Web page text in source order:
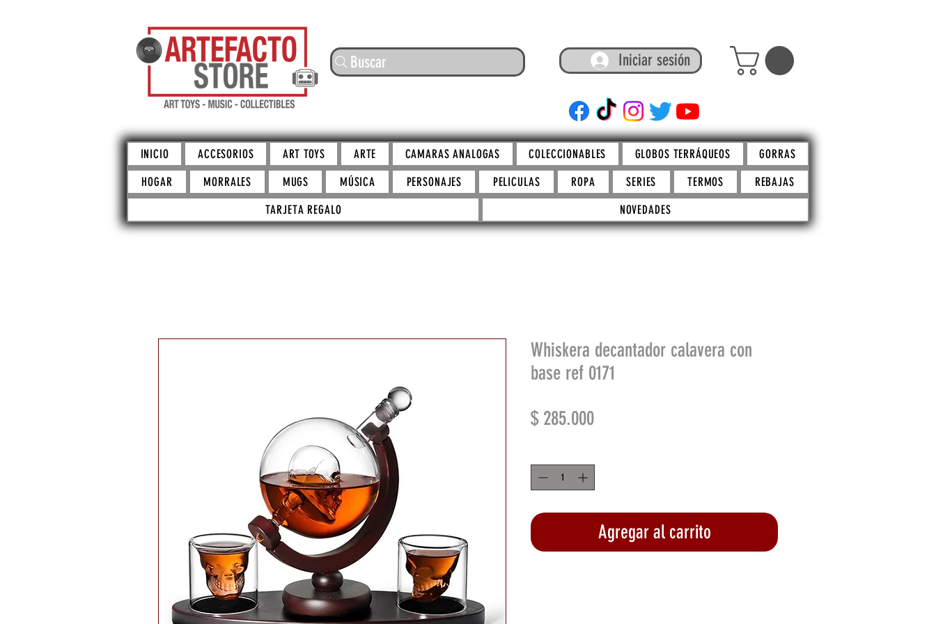
Buscar Iniciar sesión
ARTEFACTO STORE
INICIO ACCESORIOS ART TOYS ARTE CAMARAS ANALOGAS COLECCIONABLES GLOBOS TERRÁQUEOS
GORRAS
HOGAR
MORRALES MUGS MÚSICA PERSONAJES PELICULAS ROPA SERIES TERMOS
REBAJAS
TARJETA REGALO
NOVEDADES
Whiskera decantador calavera con
base ref 0171
$ 285.000Precio
Agregar al carrito